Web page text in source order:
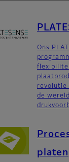
Ons
revolutie
de
platen